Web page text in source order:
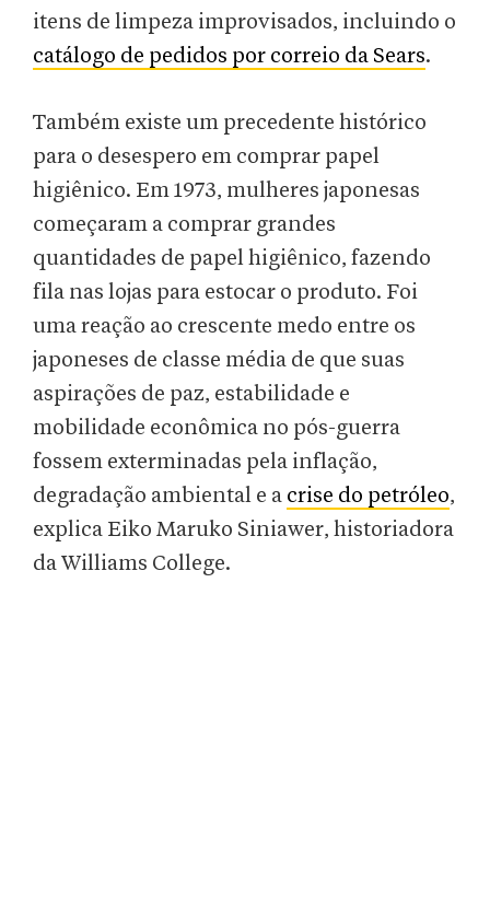
itens de limpeza improvisados, incluindo o
catálogo de pedidos por correio da Sears.
Também existe um precedente histórico
para o desespero em comprar papel
higiênico. Em 1973, mulheres japonesas
começaram a comprar grandes
quantidades de papel higiênico, fazendo
fila nas lojas para estocar o produto. Foi
uma reação ao crescente medo entre os
japoneses de classe média de que suas
aspirações de paz, estabilidade e
mobilidade econômica no pós-guerra
fossem exterminadas pela inflação,
degradação ambiental e a crise do petróleo,
explica Eiko Maruko Siniawer, historiadora
da Williams College.